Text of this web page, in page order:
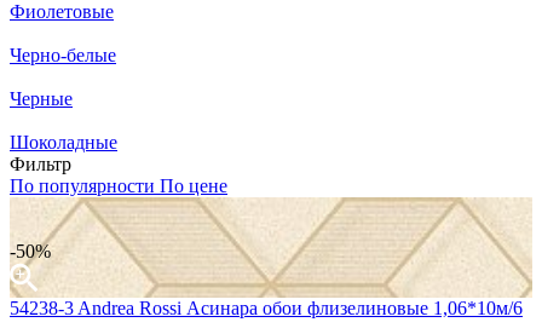
Фиолетовые
Черно-белые
Черные
Шоколадные
Фильтр
По популярности По цене
-50%
54238-3 Andrea Rossi Асинара обои флизелиновые 1,06*10м/6